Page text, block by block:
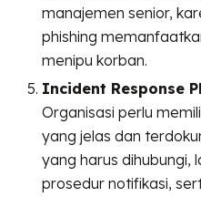
manajemen senior,
phishing
menipu korban.
Incident Response
Organisasi perlu
yang jelas dan
yang harus dihubungi,
prosedur notifikasi,